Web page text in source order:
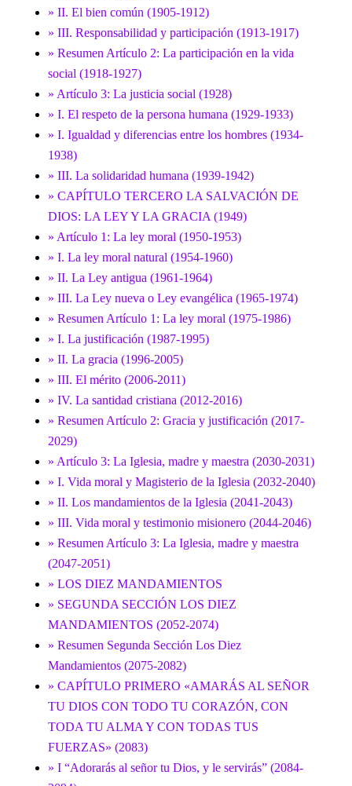
» II. El bien común (1905-1912)
» III. Responsabilidad y participación (1913-1917)
» Resumen Artículo 2: La participación en la vida
social (1918-1927)
» Artículo 3: La justicia social (1928)
» I. El respeto de la persona humana (1929-1933)
» I. Igualdad y diferencias entre los hombres (1934-
1938)
» III. La solidaridad humana (1939-1942)
» CAPÍTULO TERCERO LA SALVACIÓN DE
DIOS: LA LEY Y LA GRACIA (1949)
» Artículo 1: La ley moral (1950-1953)
» I. La ley moral natural (1954-1960)
» II. La Ley antigua (1961-1964)
» III. La Ley nueva o Ley evangélica (1965-1974)
» Resumen Artículo 1: La ley moral (1975-1986)
» I. La justificación (1987-1995)
» II. La gracia (1996-2005)
» III. El mérito (2006-2011)
» IV. La santidad cristiana (2012-2016)
» Resumen Artículo 2: Gracia y justificación (2017-
2029)
» Artículo 3: La Iglesia, madre y maestra (2030-2031)
» I. Vida moral y Magisterio de la Iglesia (2032-2040)
» II. Los mandamientos de la Iglesia (2041-2043)
» III. Vida moral y testimonio misionero (2044-2046)
» Resumen Artículo 3: La Iglesia, madre y maestra
(2047-2051)
» LOS DIEZ MANDAMIENTOS
» SEGUNDA SECCIÓN LOS DIEZ
MANDAMIENTOS (2052-2074)
» Resumen Segunda Sección Los Diez
Mandamientos (2075-2082)
» CAPÍTULO PRIMERO «AMARÁS AL SEÑOR
TU DIOS CON TODO TU CORAZÓN, CON
TODA TU ALMA Y CON TODAS TUS
FUERZAS» (2083)
» I “Adorarás al señor tu Dios, y le servirás” (2084-